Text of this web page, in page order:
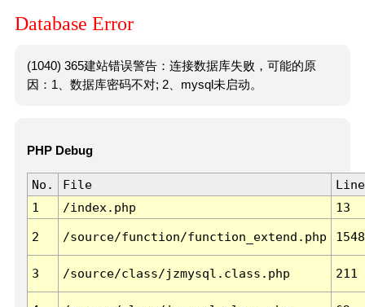
Database Error
(1040) 365建站错误警告：连接数据库失败，可能的原
因：1、数据库密码不对; 2、mysql未启动。
PHP Debug
No. File
Line
1
/index.php 13
2 /source/function/function_extend.php 1548
3 /source/class/jzmysql.class.php 211